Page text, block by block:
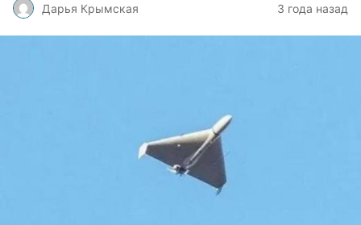
Дарья Крымская 3 года назад